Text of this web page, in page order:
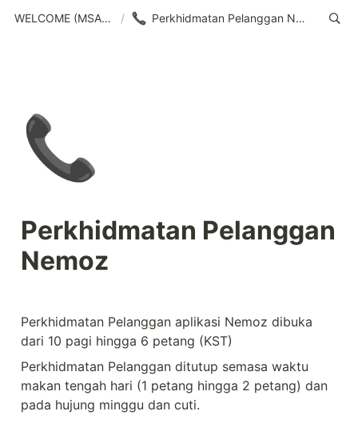
WELCOME (MSA)_v1 / Perkhidmatan Pelanggan Nemoz
📞
Perkhidmatan Pelanggan
Nemoz
Perkhidmatan Pelanggan aplikasi Nemoz dibuka
dari 10 pagi hingga 6 petang (KST)
Perkhidmatan Pelanggan ditutup semasa waktu
makan tengah hari (1 petang hingga 2 petang) dan
pada hujung minggu dan cuti.